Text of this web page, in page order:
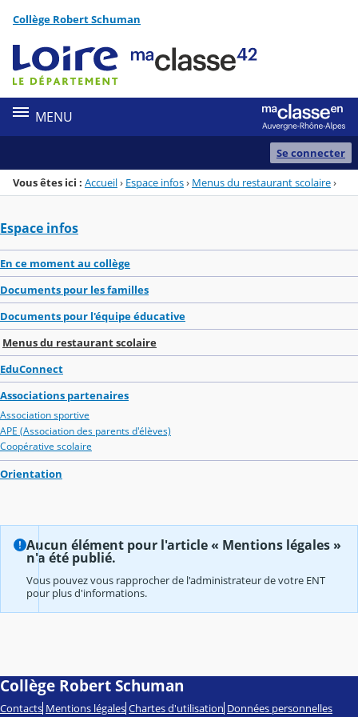
Menu de la rubrique
Contenu
Collège Robert Schuman
MENU
Se connecter
Vous êtes ici : Accueil› Espace infos› Menus du restaurant scolaire›
Espace infos
En ce moment au collège
Documents pour les familles
Documents pour l'équipe éducative
Menus du restaurant scolaire
EduConnect
Associations partenaires
Association sportive
APE (Association des parents d'élèves)
Coopérative scolaire
Orientation
Aucun élément pour l'article « Mentions légales »
n'a été publié.
Vous pouvez vous rapprocher de l'administrateur de votre ENT
pour plus d'informations.
Collège Robert Schuman
Contacts Mentions légales Chartes d'utilisation Données personnelles